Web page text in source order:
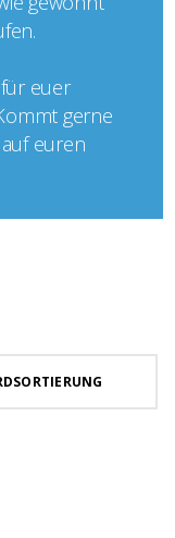
euer
gerne
euren